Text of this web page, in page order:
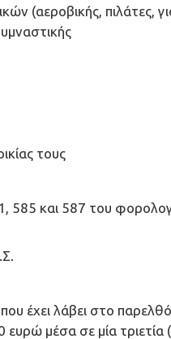
(αεροβικής, πιλάτες,
τους
και 587 του
λάβει στο
μέσα σε μία τριετία